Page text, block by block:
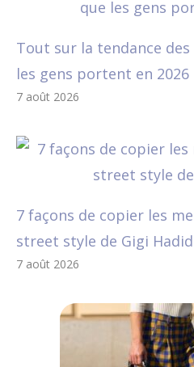
Tout sur la tendance
les gens portent en 2026
7 août 2026
7 façons de copier les
street style de Gigi Hadid
7 août 2026